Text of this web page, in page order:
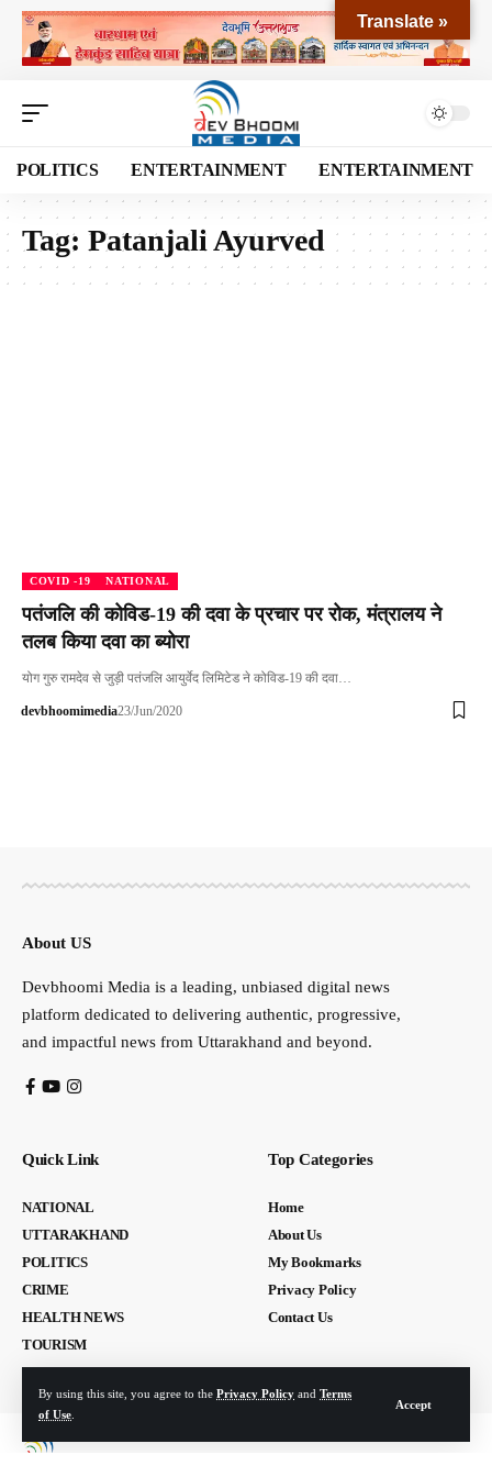
By using this site, you agree to the Privacy Policy and Terms
of Use
Accept
POLITICS ENTERTAINMENT ENTERTAINMENT
Tag: Patanjali Ayurved
COVID -19 NATIONAL
पतंजलि की कोविड-19 की दवा के प्रचार पर रोक, मंत्रालय ने
तलब किया दवा का ब्योरा
योग गुरु रामदेव से जुड़ी पतंजलि आयुर्वेद लिमिटेड ने कोविड-19 की दवा…
devbhoomimedia23/Jun/2020
About US
Devbhoomi Media is a leading, unbiased digital news
platform dedicated to delivering authentic, progressive,
and impactful news from Uttarakhand and beyond.
Quick Link
NATIONAL
UTTARAKHAND
POLITICS
CRIME
HEALTH NEWS
TOURISM
Top Categories
Home
About Us
My Bookmarks
Privacy Policy
Contact Us
Translate »